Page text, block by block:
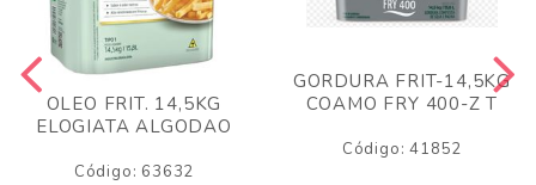
OLEO FRIT. 14,5KG
ELOGIATA ALGODAO
Código: 63632
GORDURA FRIT-14,5KG
COAMO FRY 400-Z T
Código: 41852